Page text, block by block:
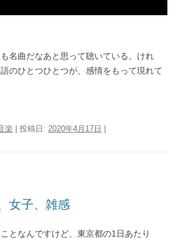
名曲だなあと思って聴いている。けれ
のひとつひとつが、感情をもって現れて
楽 | 投稿日: 2020年4月17日
女子、雑感
となんですけど、東京都の1 日あたり